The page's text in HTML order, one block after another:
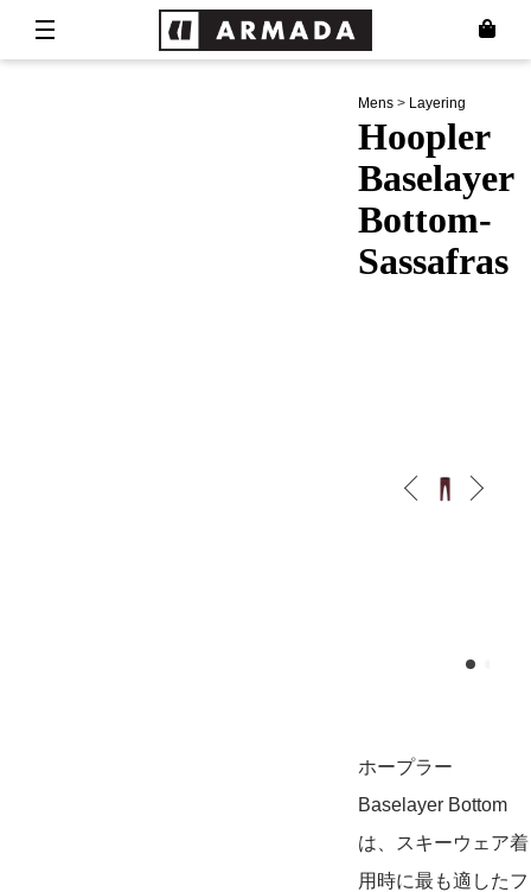
Mens > Layering
Hoopler
Baselayer
Bottom-
Sassafras
ホープラー
Baselayer Bottom
は、スキーウェア着
用時に最も適したフ